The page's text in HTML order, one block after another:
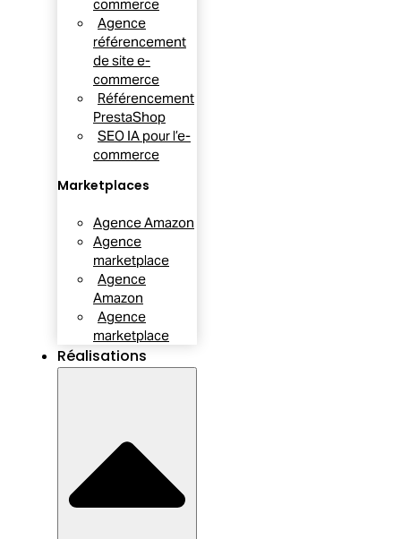
commerce
Agence
référencement
de site e-
commerce
Référencement
PrestaShop
SEO IA pour l’e-
commerce
Marketplaces
Agence Amazon
Agence
marketplace
Agence
Amazon
Agence
marketplace
Réalisations